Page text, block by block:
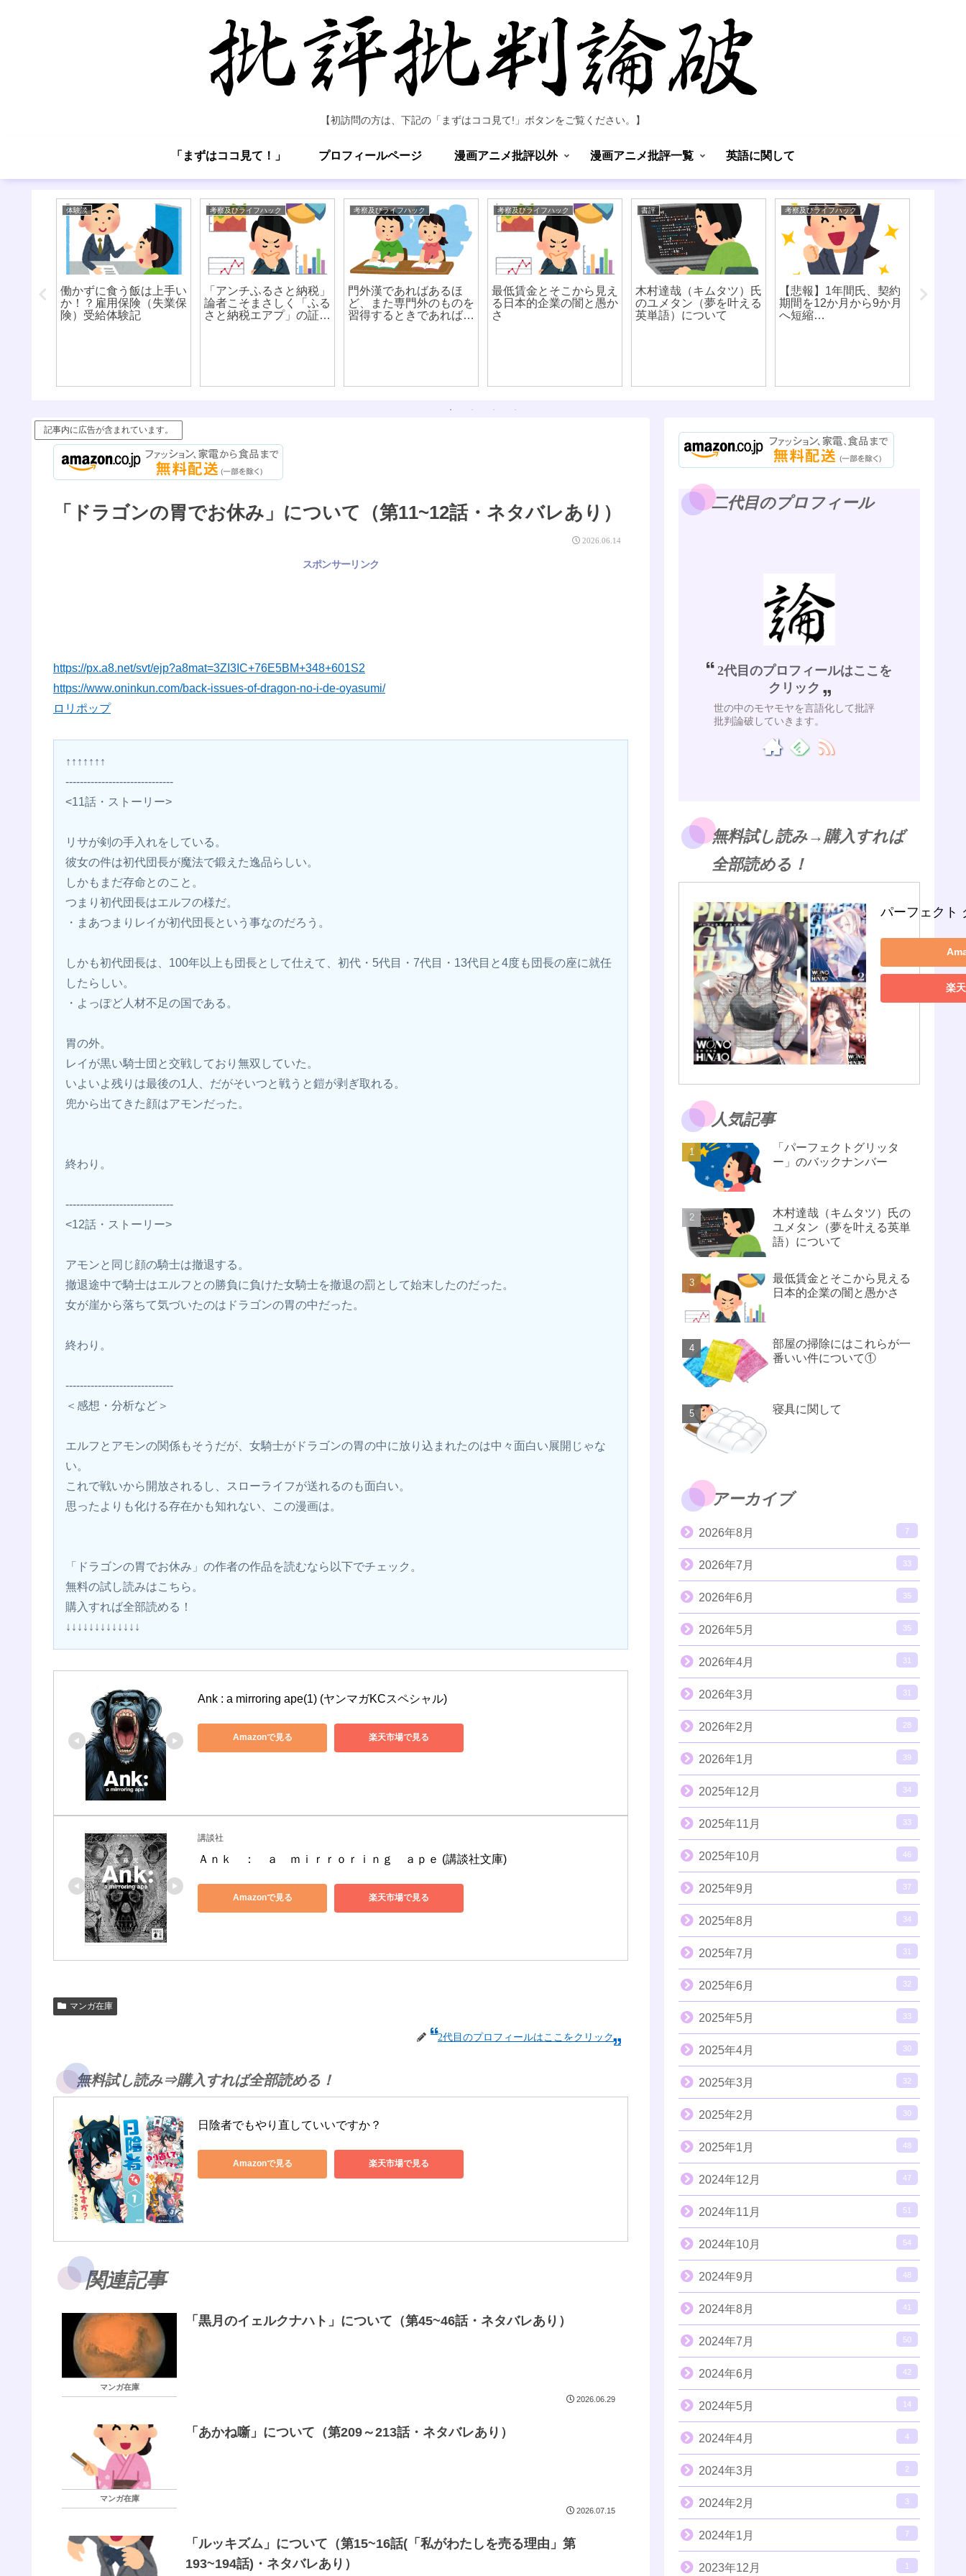
【初訪問の方は、下記の「まずはココ見て!」ボタンをご覧ください。】
「まずはココ見て！」 プロフィールページ 漫画アニメ批評以外 漫画アニメ批評一覧 英語に関して
体験談
働かずに食う飯は上手い
か！？雇用保険（失業保
険）受給体験記
考察及びライフハック
「アンチふるさと納税」
論者こそまさしく「ふる
さと納税エアプ」の証左
考察及びライフハック
門外漢であればあるほ
ど、また専門外のものを
習得するときであればあ
考察及びライフハック
最低賃金とそこから見え
る日本的企業の闇と愚か
さ
書評
木村達哉（キムタツ）氏
のユメタン（夢を叶える
英単語）について
考察及びライフハック
【悲報】1年間氏、契約
期間を12か月から9か月
へ短縮…
ルービ
いて
記事内に広告が含まれています。
「ドラゴンの胃でお休み」について（第11~12話・ネタバレあり）
2026.06.14
スポンサーリンク
https://px.a8.net/svt/ejp?a8mat=3ZI3IC+76E5BM+348+601S2
https://www.oninkun.com/back-issues-of-dragon-no-i-de-oyasumi/
ロリポップ
↑↑↑↑↑↑↑
------------------------------
<11話・ストーリー>
リサが剣の手入れをしている。
彼女の件は初代団長が魔法で鍛えた逸品らしい。
しかもまだ存命とのこと。
つまり初代団長はエルフの様だ。
・まあつまりレイが初代団長という事なのだろう。
しかも初代団長は、100年以上も団長として仕えて、初代・5代目・7代目・13代目と4度も団長の座に就任
したらしい。
・よっぽど人材不足の国である。
胃の外。
レイが黒い騎士団と交戦しており無双していた。
いよいよ残りは最後の1人、だがそいつと戦うと鎧が剥ぎ取れる。
兜から出てきた顔はアモンだった。
終わり。
------------------------------
<12話・ストーリー>
アモンと同じ顔の騎士は撤退する。
撤退途中で騎士はエルフとの勝負に負けた女騎士を撤退の罰として始末したのだった。
女が崖から落ちて気づいたのはドラゴンの胃の中だった。
終わり。
------------------------------
＜感想・分析など＞
エルフとアモンの関係もそうだが、女騎士がドラゴンの胃の中に放り込まれたのは中々面白い展開じゃな
い。
これで戦いから開放されるし、スローライフが送れるのも面白い。
思ったよりも化ける存在かも知れない、この漫画は。
「ドラゴンの胃でお休み」の作者の作品を読むなら以下でチェック。
無料の試し読みはこちら。
購入すれば全部読める！
↓↓↓↓↓↓↓↓↓↓↓↓↓
Ank : a mirroring ape(1) (ヤンマガKCスペシャル)
Amazonで見る 楽天市場で見る
講談社
Ａｎｋ　：　ａ　ｍｉｒｒｏｒｉｎｇ　ａｐｅ (講談社文庫)
Amazonで見る 楽天市場で見る
マンガ在庫
2代目のプロフィールはここをクリック
無料試し読み⇒購入すれば全部読める！
日陰者でもやり直していいですか？
Amazonで見る 楽天市場で見る
関連記事
マンガ在庫
「黒月のイェルクナハト」について（第45~46話・ネタバレあり）
2026.06.29
マンガ在庫
「あかね噺」について（第209～213話・ネタバレあり）
2026.07.15
「ルッキズム」について（第15~16話(「私がわたしを売る理由」第
193~194話)・ネタバレあり）
二代目のプロフィール
2代目のプロフィールはここを
クリック
世の中のモヤモヤを言語化して批評
批判論破していきます。
無料試し読み→購入すれば
全部読める！
パーフェクト
楽
人気記事
「パーフェクトグリッタ
ー」のバックナンバー
木村達哉（キムタツ）氏の
ユメタン（夢を叶える英単
語）について
最低賃金とそこから見える
日本的企業の闇と愚かさ
部屋の掃除にはこれらが一
番いい件について①
寝具に関して
アーカイブ
2026年8月 7
2026年7月 33
2026年6月 35
2026年5月 35
2026年4月 31
2026年3月 31
2026年2月 28
2026年1月 39
2025年12月 34
2025年11月 33
2025年10月 46
2025年9月 37
2025年8月 34
2025年7月 31
2025年6月 32
2025年5月 33
2025年4月 30
2025年3月 32
2025年2月 30
2025年1月 48
2024年12月 47
2024年11月 51
2024年10月 54
2024年9月 48
2024年8月 41
2024年7月 50
2024年6月 42
2024年5月 14
2024年4月 4
2024年3月 2
2024年2月 3
2024年1月 7
2023年12月 1